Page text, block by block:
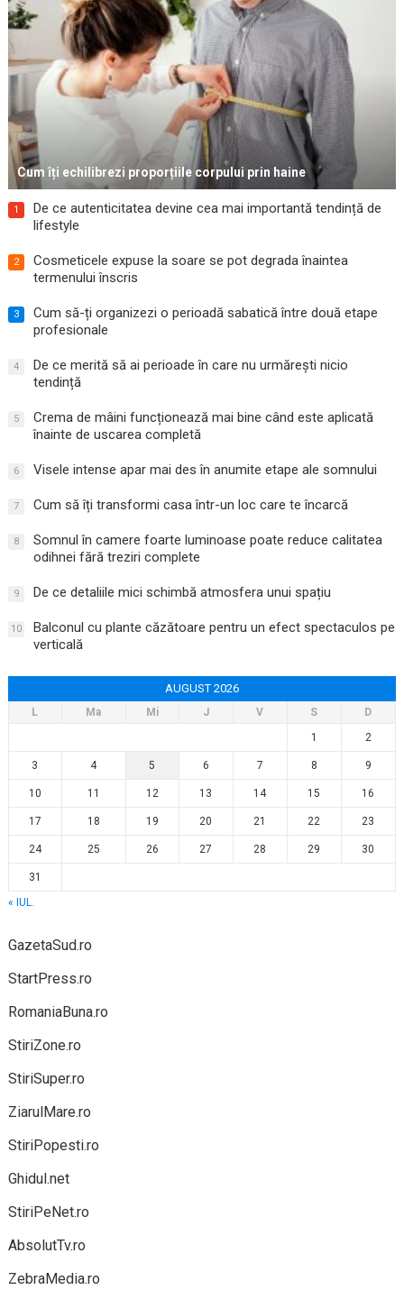
Cum îți echilibrezi proporțiile corpului prin haine
1
De ce autenticitatea devine cea mai importantă tendință de
lifestyle
2
Cosmeticele expuse la soare se pot degrada înaintea
termenului înscris
3
Cum să-ți organizezi o perioadă sabatică între două etape
profesionale
4
De ce merită să ai perioade în care nu urmărești nicio
tendință
5
Crema de mâini funcționează mai bine când este aplicată
înainte de uscarea completă
6 Visele intense apar mai des în anumite etape ale somnului
7 Cum să îți transformi casa într-un loc care te încarcă
8
Somnul în camere foarte luminoase poate reduce calitatea
odihnei fără treziri complete
9 De ce detaliile mici schimbă atmosfera unui spațiu
10
Balconul cu plante căzătoare pentru un efect spectaculos pe
verticală
AUGUST 2026
L Ma Mi J V S
D
1
2
3 4 5 6 7 8 9
10 11 12 13 14 15 16
17 18 19 20 21 22 23
24 25 26 27 28 29 30
31
« IUL.
GazetaSud.ro
StartPress.ro
RomaniaBuna.ro
StiriZone.ro
StiriSuper.ro
ZiarulMare.ro
StiriPopesti.ro
Ghidul.net
StiriPeNet.ro
AbsolutTv.ro
ZebraMedia.ro